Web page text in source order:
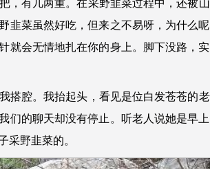
有几两重。在采野韭菜过程中，还被
韭菜虽然好吃，但来之不易呀，为什么
就会无情地扎在你的身上。脚下没路，
腔。我抬起头，看见是位白发苍苍的老
们的聊天却没有停止。听老人说她是早
采野韭菜的。